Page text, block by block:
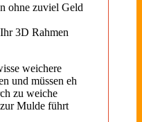
ohne zuviel Geld
3D Rahmen
weichere
und müssen eh
zu weiche
Mulde führt